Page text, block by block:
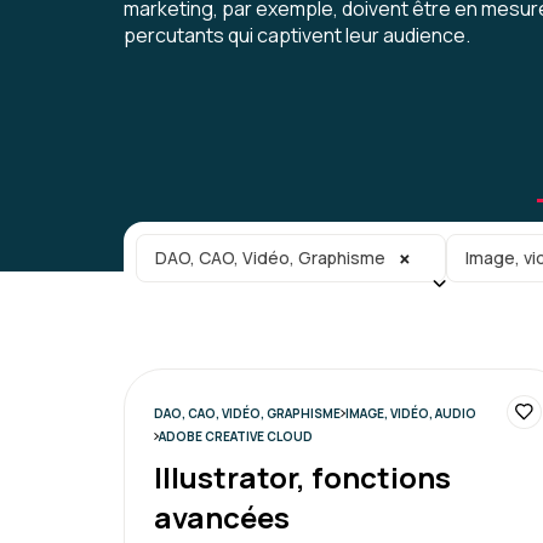
marketing, par exemple, doivent être en
percutants qui captivent leur audience.
Catégorie principale ×
DAO, CAO, Vidéo, Graphisme Sous-
Image,
DAO, CAO, VIDÉO, GRAPHISME IMAGE, VIDÉO, AUDIO
ADOBE CREATIVE CLOUD
Illustrator, fonctions
avancées